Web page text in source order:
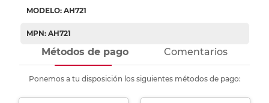
MODELO: AH721
MPN: AH721
Métodos de pago Comentarios
Ponemos a tu disposición los siguientes métodos de pago: